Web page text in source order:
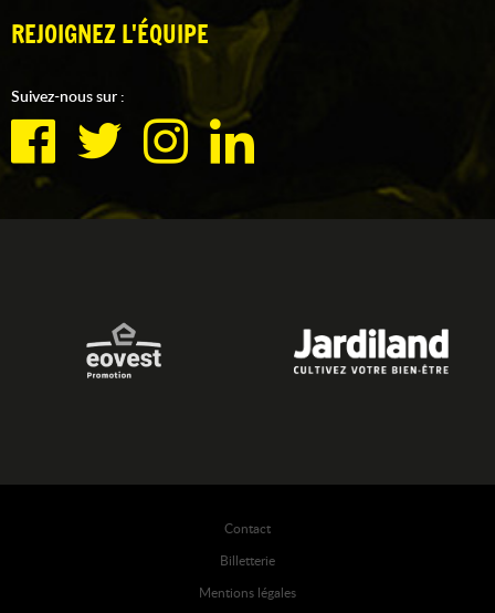
REJOIGNEZ L'ÉQUIPE
Suivez-nous sur :
Contact
Billetterie
Mentions légales